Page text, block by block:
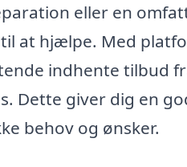
eller en
at hjælpe. Med
indhente tilbud
Dette giver dig en
behov og ønsker.